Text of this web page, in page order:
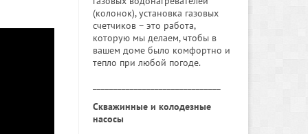
(колонок), установка газовых
счетчиков – это работа,
которую мы делаем, чтобы в
вашем доме было комфортно и
тепло при любой погоде.
Скважинные и колодезные
насосы